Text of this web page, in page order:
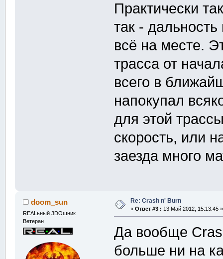
Практически
так -
всё на месте.
трасса от
всего в
напокупал
для этой
скорость, или
заезда много
doom_sun
REALьный 3DOшник
Ветеран
Re: Crash n' Burn
« Ответ #3 : 13 Май 2012, 15:13:45 »
Да вообще
больше ни на